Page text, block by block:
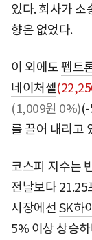
있다. 회사가 소
향은 없었다.
이 외에도펩트
네이처셀
(1,009원 0%)
를 끌어 내리고
코스피 지수는
전날보다 21.25
시장에선 SK하
5% 이상 상승